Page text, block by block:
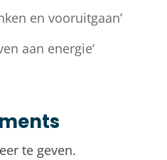
en vooruitgaan’
aan energie’
te geven.